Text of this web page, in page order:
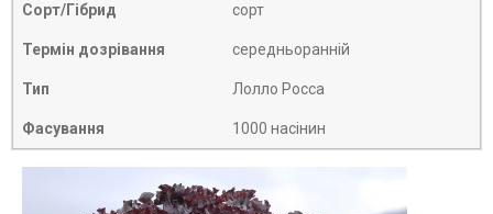
Сорт/Гібрид сорт
Термін дозрівання середньоранній
Тип Лолло Росса
Фасування 1000 насінин